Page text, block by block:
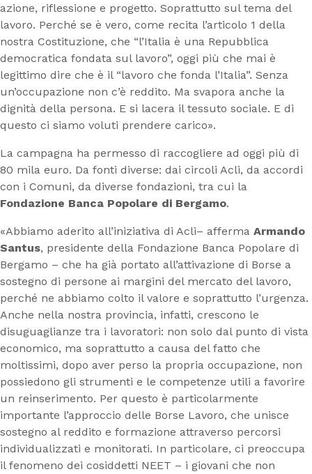
azione, riflessione e progetto. Soprattutto sul tema del
lavoro. Perché se è vero, come recita l’articolo 1 della
nostra Costituzione, che “l’Italia è una Repubblica
democratica fondata sul lavoro”, oggi più che mai è
legittimo dire che è il “lavoro che fonda l’Italia”. Senza
un’occupazione non c’è reddito. Ma svapora anche la
dignità della persona. E si lacera il tessuto sociale. E di
questo ci siamo voluti prendere carico».
La campagna ha permesso di raccogliere ad oggi più di
80 mila euro. Da fonti diverse: dai circoli Acli, da accordi
con i Comuni, da diverse fondazioni, tra cui la
Fondazione Banca Popolare di Bergamo.
«Abbiamo aderito all’iniziativa di Acli– afferma Armando
Santus, presidente della Fondazione Banca Popolare di
Bergamo – che ha già portato all’attivazione di Borse a
sostegno di persone ai margini del mercato del lavoro,
perché ne abbiamo colto il valore e soprattutto l’urgenza.
Anche nella nostra provincia, infatti, crescono le
disuguaglianze tra i lavoratori: non solo dal punto di vista
economico, ma soprattutto a causa del fatto che
moltissimi, dopo aver perso la propria occupazione, non
possiedono gli strumenti e le competenze utili a favorire
un reinserimento. Per questo è particolarmente
importante l’approccio delle Borse Lavoro, che unisce
sostegno al reddito e formazione attraverso percorsi
individualizzati e monitorati. In particolare, ci preoccupa
il fenomeno dei cosiddetti NEET – i giovani che non